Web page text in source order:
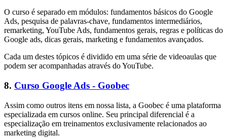
O curso é separado em módulos: fundamentos básicos do Google
Ads, pesquisa de palavras-chave, fundamentos intermediários,
remarketing, YouTube Ads, fundamentos gerais, regras e políticas do
Google ads, dicas gerais, marketing e fundamentos avançados.
Cada um destes tópicos é dividido em uma série de videoaulas que
podem ser acompanhadas através do YouTube.
8. Curso Google Ads - Goobec
Assim como outros itens em nossa lista, a Goobec é uma plataforma
especializada em cursos online. Seu principal diferencial é a
especialização em treinamentos exclusivamente relacionados ao
marketing digital.